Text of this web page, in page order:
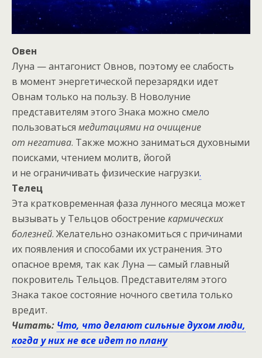
Овен
Луна — антагонист Овнов, поэтому ее слабость
в момент энергетической перезарядки идет
Овнам только на пользу. В Новолуние
представителям этого Знака можно смело
пользоваться медитациями на очищение
от негатива. Также можно заниматься духовными
поисками, чтением молитв, йогой
и не ограничивать физические нагрузки.
Телец
Эта кратковременная фаза лунного месяца может
вызывать у Тельцов обострение кармических
болезней. Желательно ознакомиться с причинами
их появления и способами их устранения. Это
опасное время, так как Луна — самый главный
покровитель Тельцов. Представителям этого
Знака такое состояние ночного светила только
вредит.
Читать: Что, что делают сильные духом люди,
когда у них не все идет по плану